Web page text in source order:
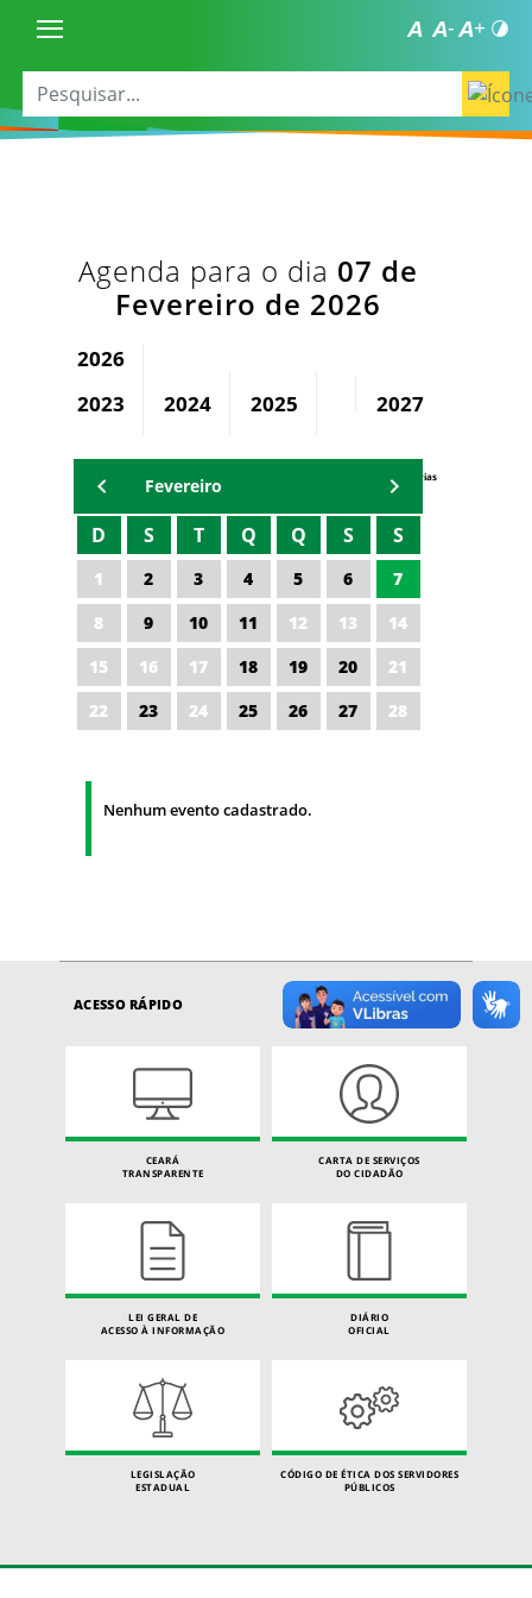
Agenda para o dia 07 de
Fevereiro de 2026
2026
2023
2024 2025 2027
Agenda Secretárias
Fevereiro
D S T Q Q S S
1 2 3 4 5 6
7
8
9 10 11 12 13
14
15
16 17 18 19 20
21
22
23 24 25 26 27 28
Nenhum evento cadastrado.
ACESSO RÁPIDO
CEARÁ
TRANSPARENTE
CARTA DE SERVIÇOS
DO CIDADÃO
LEI GERAL DE
ACESSO À INFORMAÇÃO
DIÁRIO
OFICIAL
LEGISLAÇÃO
ESTADUAL
CÓDIGO DE ÉTICA DOS SERVIDORES
PÚBLICOS